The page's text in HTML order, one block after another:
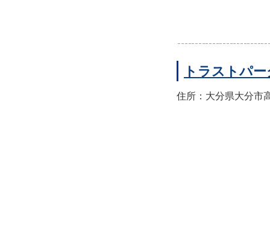
トラストパ
住所：大分県大分市